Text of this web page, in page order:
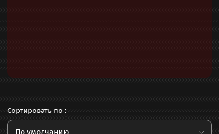
Сортировать по :
По умолчанию